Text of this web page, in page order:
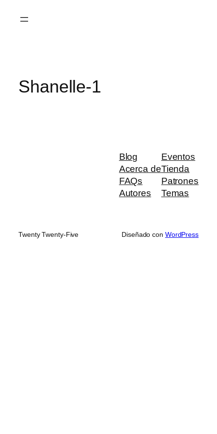
Shanelle-1
Blog
Acerca de
FAQs
Autores
Eventos
Tienda
Patrones
Temas
Twenty Twenty-Five Diseñado con WordPress